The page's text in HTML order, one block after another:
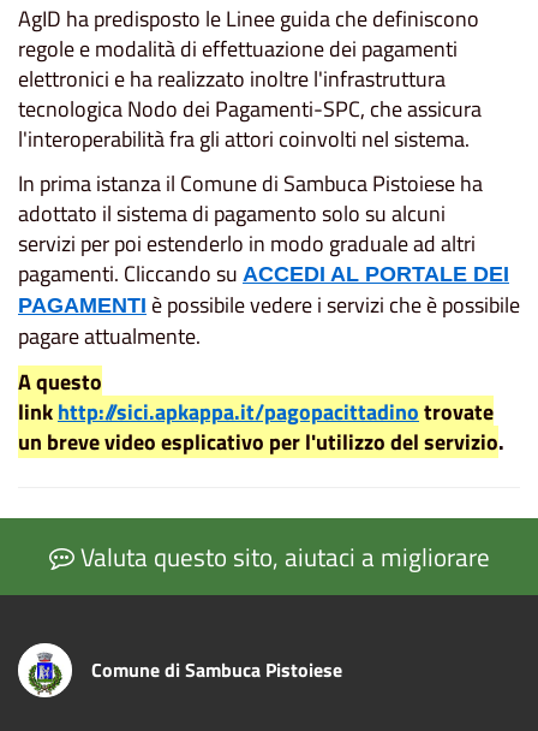
AgID ha predisposto le Linee guida che definiscono
regole e modalità di effettuazione dei pagamenti
elettronici e ha realizzato inoltre l'infrastruttura
tecnologica Nodo dei Pagamenti-SPC, che assicura
l'interoperabilità fra gli attori coinvolti nel sistema.
In prima istanza il Comune di Sambuca Pistoiese ha
adottato il sistema di pagamento solo su alcuni
servizi per poi estenderlo in modo graduale ad altri
pagamenti. Cliccando su ACCEDI AL PORTALE DEI
PAGAMENTI è possibile vedere i servizi che è possibile
pagare attualmente.
A questo
linkhttp://sici.apkappa.it/pagopacittadinotrovate
un breve video esplicativo per l'utilizzo del servizio.
Valuta questo sito, aiutaci a migliorare
Comune di Sambuca Pistoiese